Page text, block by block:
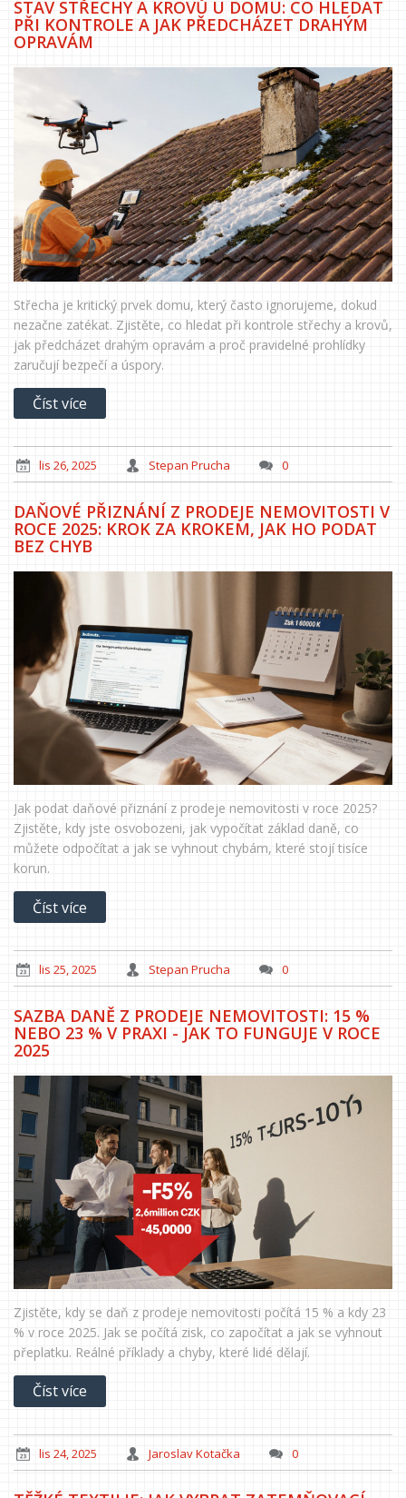
STAV STŘECHY A KROVŮ U DOMU: CO HLEDAT
PŘI KONTROLE A JAK PŘEDCHÁZET DRAHÝM
OPRAVÁM
Střecha je kritický prvek domu, který často ignorujeme, dokud
nezačne zatékat. Zjistěte, co hledat při kontrole střechy a krovů,
jak předcházet drahým opravám a proč pravidelné prohlídky
zaručují bezpečí a úspory.
Číst více
lis 26, 2025 Stepan Prucha 0
DAŇOVÉ PŘIZNÁNÍ Z PRODEJE NEMOVITOSTI V
ROCE 2025: KROK ZA KROKEM, JAK HO PODAT
BEZ CHYB
Jak podat daňové přiznání z prodeje nemovitosti v roce 2025?
Zjistěte, kdy jste osvobozeni, jak vypočítat základ daně, co
můžete odpočítat a jak se vyhnout chybám, které stojí tisíce
korun.
Číst více
lis 25, 2025 Stepan Prucha 0
SAZBA DANĚ Z PRODEJE NEMOVITOSTI: 15 %
NEBO 23 % V PRAXI - JAK TO FUNGUJE V ROCE
2025
Zjistěte, kdy se daň z prodeje nemovitosti počítá 15 % a kdy 23
% v roce 2025. Jak se počítá zisk, co započítat a jak se vyhnout
přeplatku. Reálné příklady a chyby, které lidé dělají.
Číst více
lis 24, 2025 Jaroslav Kotačka 0